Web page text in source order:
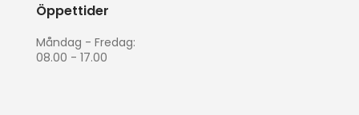
Öppettider
Måndag - Fredag:
08.00 - 17.00